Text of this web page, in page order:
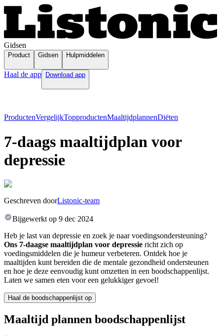
Gidsen
Product Gidsen Hulpmiddelen
Haal de app Download app
ProductenVergelijkTopproductenMaaltijdplannenDiëten
7-daags maaltijdplan voor
depressie
Geschreven doorListonic-team
Bijgewerkt op 9 dec 2024
Heb je last van depressie en zoek je naar voedingsondersteuning?
Ons 7-daagse maaltijdplan voor depressie richt zich op
voedingsmiddelen die je humeur verbeteren. Ontdek hoe je
maaltijden kunt bereiden die de mentale gezondheid ondersteunen
en hoe je deze eenvoudig kunt omzetten in een boodschappenlijst.
Laten we samen eten voor een gelukkiger gevoel!
Haal de boodschappenlijst op
Maaltijd plannen boodschappenlijst